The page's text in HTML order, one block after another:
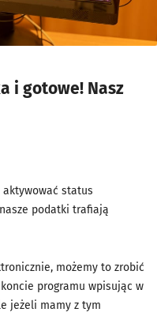
i gotowe! Nasz
aktywować status
podatki trafiają
możemy to zrobić
programu wpisując w
jeżeli mamy z tym